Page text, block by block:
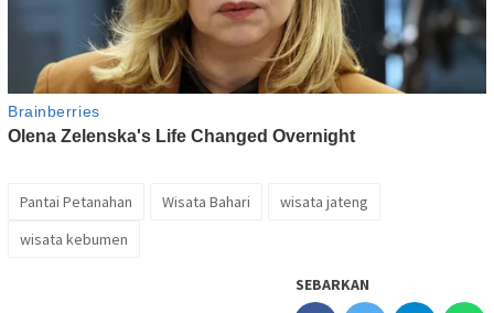
Pantai Petanahan Wisata Bahari
wisata jateng
wisata kebumen
SEBARKAN